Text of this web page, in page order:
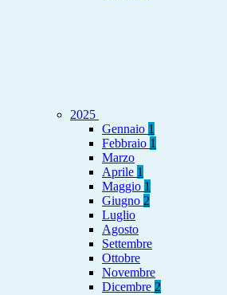
2025
Gennaio 1
Febbraio 1
Marzo
Aprile 1
Maggio 1
Giugno 2
Luglio
Agosto
Settembre
Ottobre
Novembre
Dicembre 2